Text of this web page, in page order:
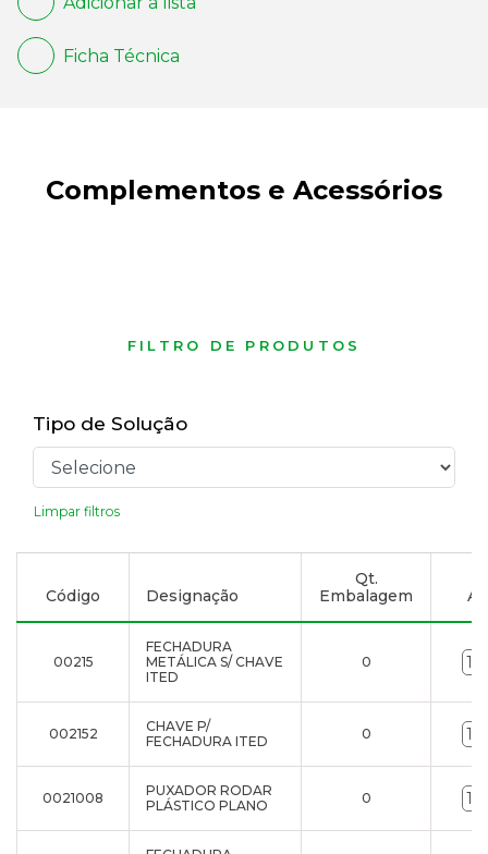
Ficha Técnica
Complementos e Acessórios
FILTRO DE PRODUTOS
Tipo de Solução
Limpar filtros
Código Designação
Qt.
Embalagem
00215
FECHADURA
METÁLICA S/ CHAVE
ITED
0
002152
CHAVE P/
FECHADURA ITED
0
0021008
PUXADOR RODAR
PLÁSTICO PLANO
0